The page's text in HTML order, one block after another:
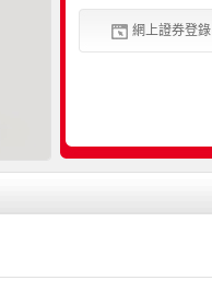
網上證券登錄